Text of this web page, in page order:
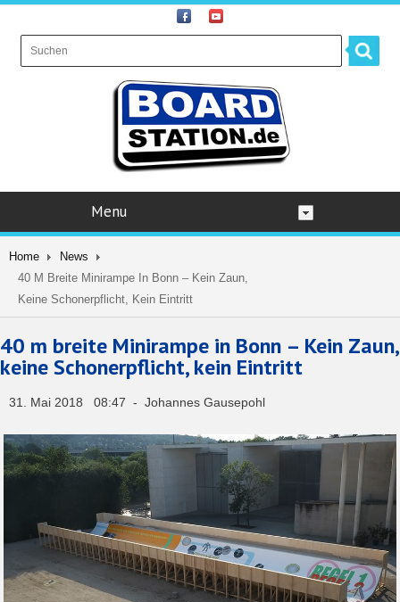
Menu
Home
News
40 M Breite Minirampe In Bonn – Kein Zaun,
Keine Schonerpflicht, Kein Eintritt
40 m breite Minirampe in Bonn – Kein Zaun,
keine Schonerpflicht, kein Eintritt
31. Mai 2018 08:47 - Johannes Gausepohl